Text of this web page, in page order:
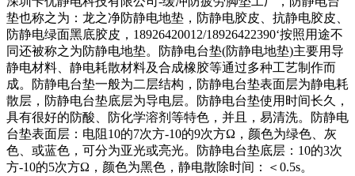
垫也称之为：龙之净防静电地垫，防静电胶皮、抗静电胶皮、
防静电绿面黑底胶皮，18926420012/18926422390‘按照用途不
同还被称之为防静电地垫。防静电台垫(防静电地垫)主要用导
静电材料、静电耗散材料及合成橡胶等通过多种工艺制作而
成。防静电台垫一般为二层结构，防静电台垫表面层为静电耗
散层，防静电台垫底层为导电层。防静电台垫使用时间长久，
具有很好的防酸、防化学溶剂等特色，并且，易清洗。防静电
台垫表面层：电阻10的7次方-10的9次方Ω，颜色为绿色、灰
色、或蓝色，可分为亚光或亮光。防静电台垫底层：10的3次
方-10的5次方Ω，颜色为黑色，静电散除时间：＜0.5s。